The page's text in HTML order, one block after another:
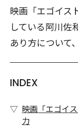
映画「エゴイス
している阿川佐
あり方について
INDEX
映画「エゴイ
力